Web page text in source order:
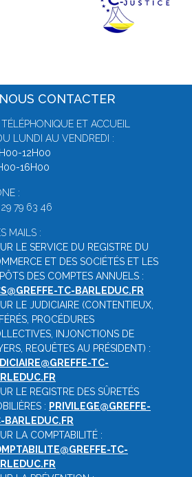
CONTACTER
ET ACCUEIL
LUNDI AU VENDREDI :
12H00
16H00
:
79 63 46
MAILS :
LE SERVICE DU REGISTRE DU
ET DES SOCIÉTÉS ET LES
DES COMPTES ANNUELS :
TC-BARLEDUC.FR
LE JUDICIAIRE (CONTENTIEUX,
PROCÉDURES
INJONCTIONS DE
REQUÊTES AU PRÉSIDENT) :
TC-
LE REGISTRE DES SÛRETÉS
: PRIVILEGE@GREFFE-
BARLEDUC.FR
LA COMPTABILITÉ :
TC-